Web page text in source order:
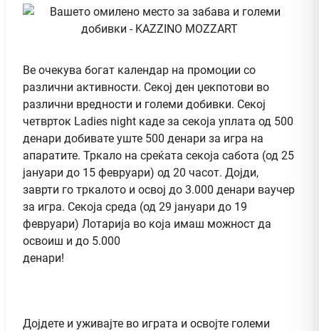
Ве очекува богат календар на промоции со
различни активности. Секој ден џекпотови во
различни вредности и големи добивки. Секој
четврток Ladies night каде за секоја уплата од 500
денари добивате уште 500 денари за игра на
апаратите. Тркало на среќата секоја сабота (од 25
јануари до 15 февруари) од 20 часот. Дојди,
заврти го тркалото и освој до 3.000 денари ваучер
за игра. Секоја среда (од 29 јануари до 19
февруари) Лотарија во која имаш можност да
освоиш и до 5.000
денари!
Дојдете и уживајте во играта и освојте големи